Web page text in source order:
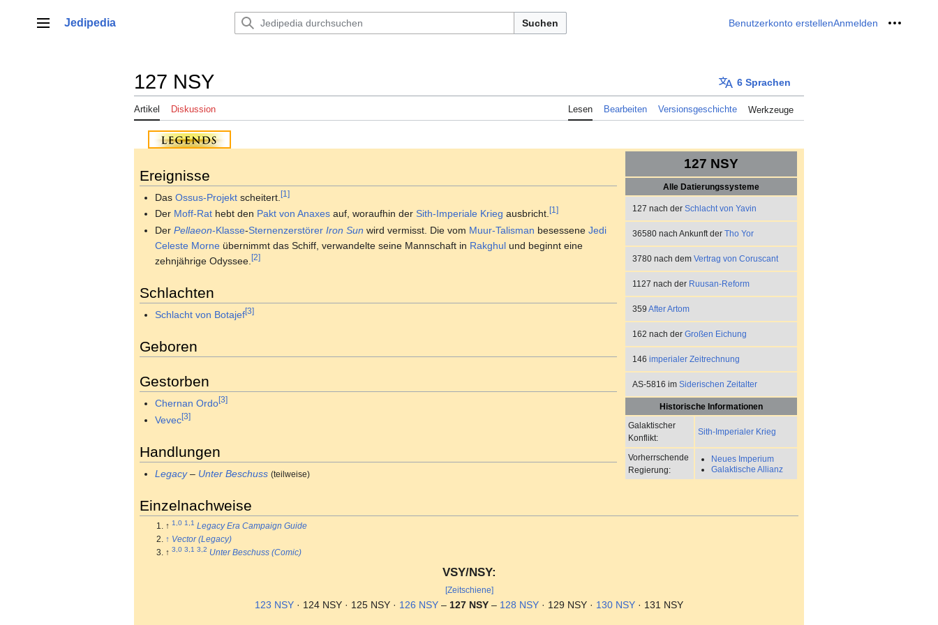
springenHauptmenü
Jedipedia Suchen Benutzerkonto erstellenAnmelden Meine
127 NSY 6 Sprachen
Artikel Diskussion Lesen Bearbeiten Versionsgeschichte Werkzeuge
127 NSY
Alle Datierungssysteme
127 nach der Schlacht von Yavin
36580 nach Ankunft der Tho Yor
3780 nach dem Vertrag von Coruscant
1127 nach der Ruusan-Reform
359 After Artom
162 nach der Großen Eichung
146 imperialer Zeitrechnung
AS-5816 im Siderischen Zeitalter
Historische Informationen
Galaktischer
Konflikt:
Sith-Imperialer Krieg
Vorherrschende
Regierung:
Neues Imperium
Galaktische Allianz
Ereignisse
DasOssus-Projekt scheitert.[1]
Der Moff-Rat hebt den Pakt von Anaxes auf, woraufhin derSith-Imperiale Krieg ausbricht.[1]
DerPellaeon-Klasse-Sternenzerstörer Iron Sun wird vermisst. Die vom Muur-Talisman besesseneJedi
Celeste Morne übernimmt das Schiff, verwandelte seine Mannschaft in Rakghul und beginnt eine
zehnjährige Odyssee.[2]
Schlachten
Schlacht von Botajef[3]
Geboren
Gestorben
Chernan Ordo[3]
Vevec[3]
Handlungen
Legacy– Unter Beschuss (teilweise)
Einzelnachweise
↑1,0 1,1 Legacy Era Campaign Guide
↑ Vector (Legacy)
↑3,0 3,1 3,2 Unter Beschuss (Comic)
VSY/NSY:
[Zeitschiene]
123 NSY · 124 NSY · 125 NSY · 126 NSY – 127 NSY – 128 NSY · 129 NSY · 130 NSY · 131 NSY